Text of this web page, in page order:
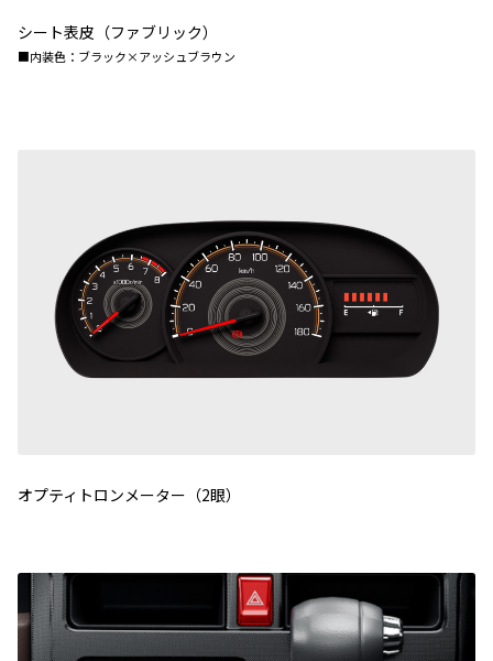
シート表皮（ファブリック）
■内装色：ブラック×アッシュブラウン
オプティトロンメーター（2眼）